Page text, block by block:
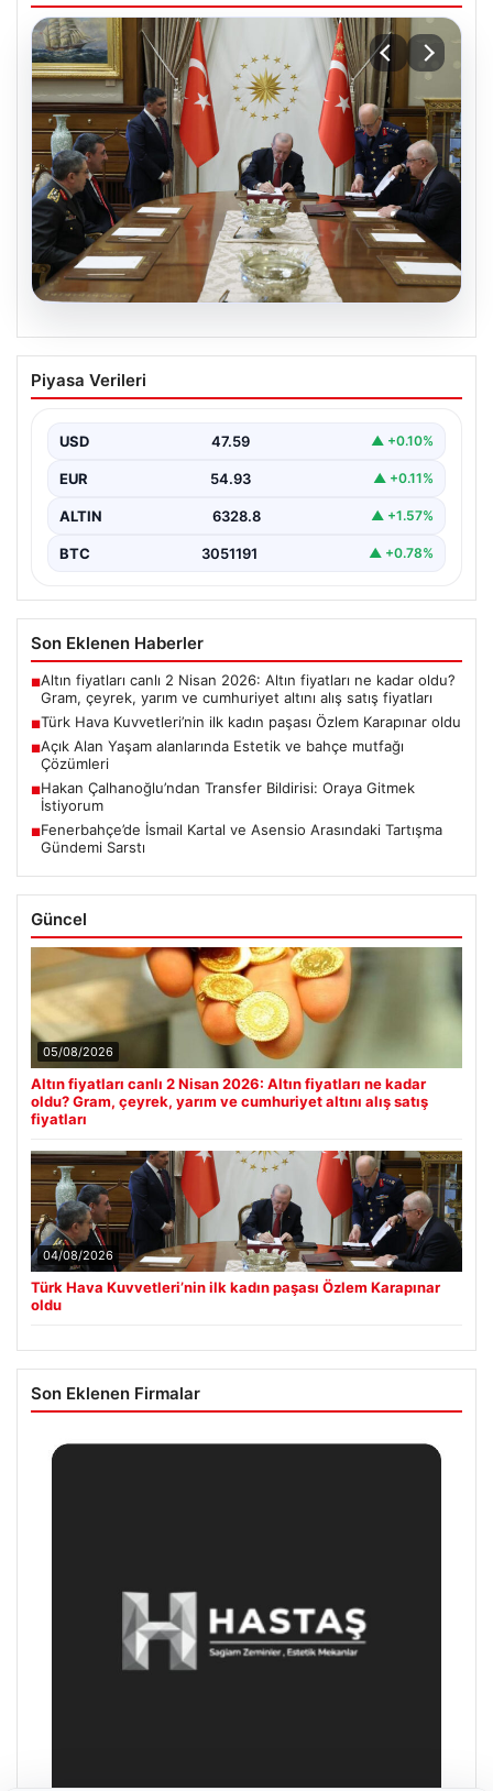
Türk Hava Kuvvetleri’nin ilk kadın
paşası Özlem Karapınar oldu
Özlem Karapınar İlk Kadın Paşa Oldu”,…
Piyasa Verileri
USD 47.59 ▲ +0.10%
EUR 54.93 ▲ +0.11%
ALTIN 6328.8 ▲ +1.57%
BTC 3051191 ▲ +0.78%
Son Eklenen Haberler
■Altın fiyatları canlı 2 Nisan 2026: Altın fiyatları ne kadar oldu?
Gram, çeyrek, yarım ve cumhuriyet altını alış satış fiyatları
■Türk Hava Kuvvetleri’nin ilk kadın paşası Özlem Karapınar oldu
■Açık Alan Yaşam alanlarında Estetik ve bahçe mutfağı
Çözümleri
■Hakan Çalhanoğlu’ndan Transfer Bildirisi: Oraya Gitmek
İstiyorum
■Fenerbahçe’de İsmail Kartal ve Asensio Arasındaki Tartışma
Gündemi Sarstı
Güncel
05/08/2026
Altın fiyatları canlı 2 Nisan 2026: Altın fiyatları ne kadar
oldu? Gram, çeyrek, yarım ve cumhuriyet altını alış satış
fiyatları
04/08/2026
Türk Hava Kuvvetleri’nin ilk kadın paşası Özlem Karapınar
oldu
Son Eklenen Firmalar